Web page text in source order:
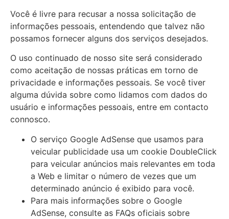
Você é livre para recusar a nossa solicitação de
informações pessoais, entendendo que talvez não
possamos fornecer alguns dos serviços desejados.
O uso continuado de nosso site será considerado
como aceitação de nossas práticas em torno de
privacidade e informações pessoais. Se você tiver
alguma dúvida sobre como lidamos com dados do
usuário e informações pessoais, entre em contacto
connosco.
O serviço Google AdSense que usamos para
veicular publicidade usa um cookie DoubleClick
para veicular anúncios mais relevantes em toda
a Web e limitar o número de vezes que um
determinado anúncio é exibido para você.
Para mais informações sobre o Google
AdSense, consulte as FAQs oficiais sobre